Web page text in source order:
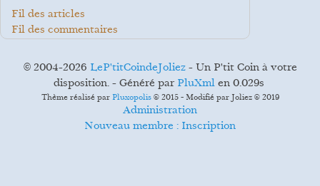
Fil des articles
Fil des commentaires
© 2004-2026 LeP'titCoindeJoliez- Un P'tit Coin à votre
disposition. - Généré parPluXmlen 0.029s
Thème réalisé parPluxopolis© 2015 - Modifié par Joliez © 2019
Administration
Nouveau membre : Inscription